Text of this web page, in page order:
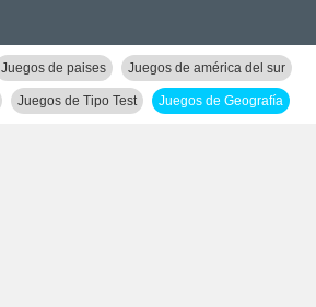
Juegos de paises Juegos de américa del sur
Juegos de Tipo Test Juegos de Geografía